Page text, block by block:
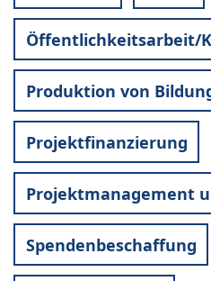
Öffentlichkeitsarbeit/
Produktion von
Projektfinanzierung
Projektmanagement
Spendenbeschaffung